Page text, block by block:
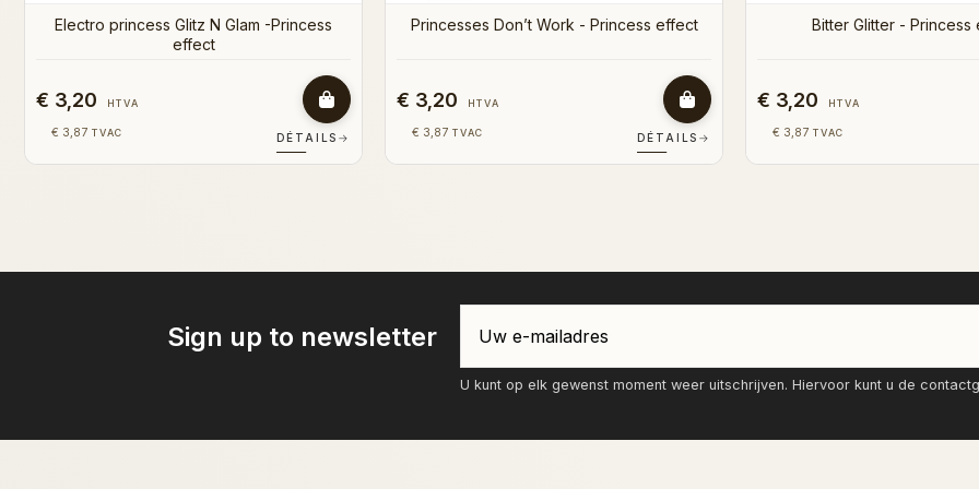
→
€ 3,20
→
€ 3,20
→
€ 3,20
Sign up to newsletter
U kunt op elk gewenst moment weer uitschrijven. Hiervoor kunt u de